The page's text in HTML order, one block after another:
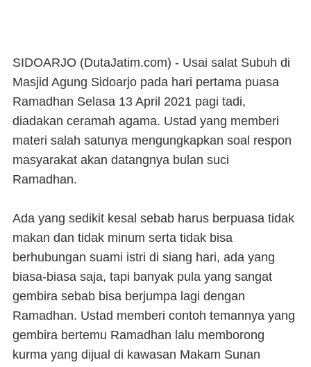
SIDOARJO (DutaJatim.com) - Usai salat Subuh di
Masjid Agung Sidoarjo pada hari pertama puasa
Ramadhan Selasa 13 April 2021 pagi tadi,
diadakan ceramah agama. Ustad yang memberi
materi salah satunya mengungkapkan soal respon
masyarakat akan datangnya bulan suci
Ramadhan.
Ada yang sedikit kesal sebab harus berpuasa tidak
makan dan tidak minum serta tidak bisa
berhubungan suami istri di siang hari, ada yang
biasa-biasa saja, tapi banyak pula yang sangat
gembira sebab bisa berjumpa lagi dengan
Ramadhan. Ustad memberi contoh temannya yang
gembira bertemu Ramadhan lalu memborong
kurma yang dijual di kawasan Makam Sunan